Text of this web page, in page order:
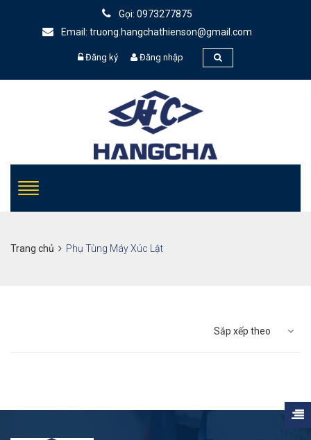
Gọi: 0973277875
Email: truong.hangchathienson@gmail.com
Đăng ký Đăng nhập
Trang chủ Phụ Tùng Máy Xúc Lật
Sắp xếp theo